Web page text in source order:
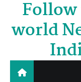
content
world